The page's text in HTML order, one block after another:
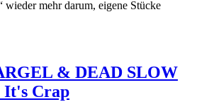
wieder mehr darum, eigene Stücke
& DEAD SLOW
It's Crap